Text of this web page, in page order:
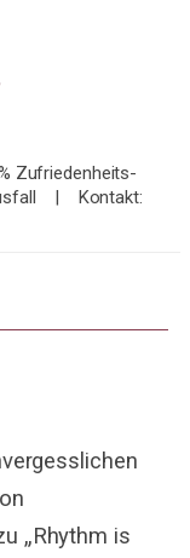
Zufriedenheits-
| Kontakt:
„Rhythm is